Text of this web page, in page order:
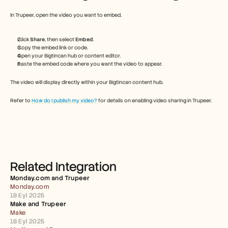
In Trupeer, open the video you want to embed.
Click Share, then select Embed.
Copy the embed link or code.
Open your Bigtincan hub or content editor.
Paste the embed code where you want the video to appear.
The video will display directly within your Bigtincan content hub.
Refer to How do I publish my video? for details on enabling video sharing in Trupeer.
Related Integration
Monday.com and Trupeer
Monday.com
18 Eyl 2025
Make and Trupeer
Make
18 Eyl 2025
Help Center
Pricing
Announcement
USECASES
Change Management
Sales Enablement
Product Marketing
Training